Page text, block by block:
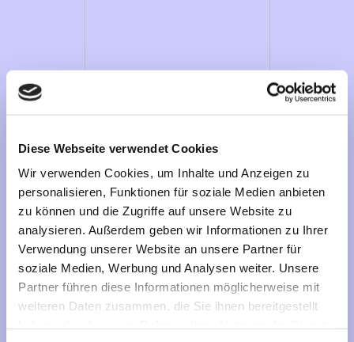
Diese Webseite verwendet Cookies
Wir verwenden Cookies, um Inhalte und Anzeigen zu
personalisieren, Funktionen für soziale Medien anbieten
zu können und die Zugriffe auf unsere Website zu
analysieren. Außerdem geben wir Informationen zu Ihrer
Verwendung unserer Website an unsere Partner für
soziale Medien, Werbung und Analysen weiter. Unsere
Partner führen diese Informationen möglicherweise mit
weiteren Daten zusammen, die Sie ihnen bereitgestellt